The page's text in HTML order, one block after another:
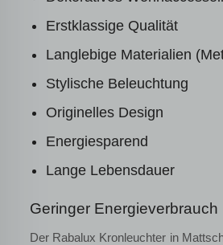
Erstklassige Qualität
Langlebige Materialien
Stylische Beleuchtung
Originelles Design
Energiesparend
Lange Lebensdauer
Geringer Energieverbrauch
Der Rabalux Kronleuchter in